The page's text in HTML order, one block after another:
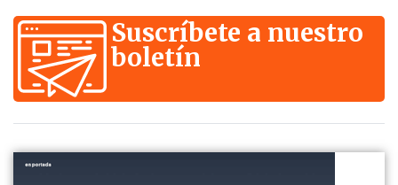
Suscríbete a nuestro
boletín